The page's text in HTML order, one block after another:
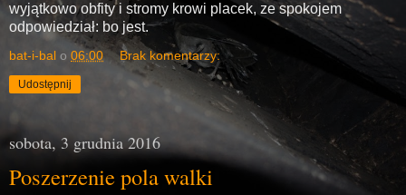
wyjątkowo obfity i stromy krowi placek, ze spokojem
odpowiedział: bo jest.
bat-i-bal o 06:00 Brak komentarzy:
Udostępnij
sobota, 3 grudnia 2016
Poszerzenie pola walki